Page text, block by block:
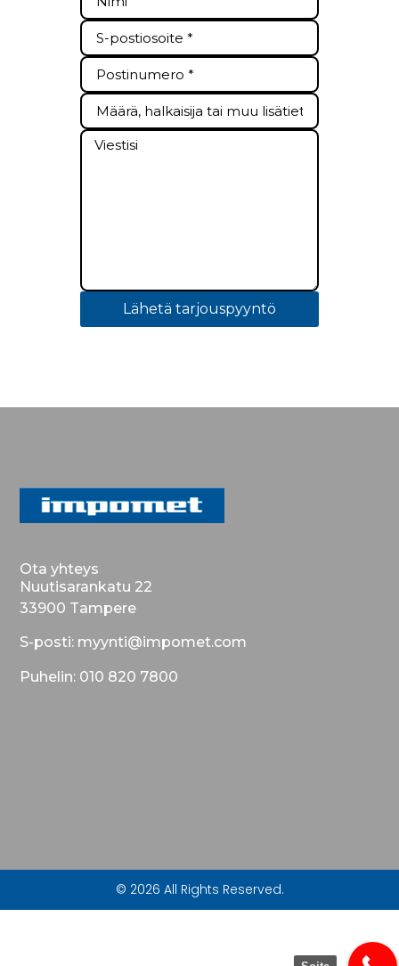
Lähetä tarjouspyyntö
Ota yhteys
Nuutisarankatu 22
33900 Tampere
S-posti: myynti@impomet.com
Puhelin: 010 820 7800
© 2026 All Rights Reserved.